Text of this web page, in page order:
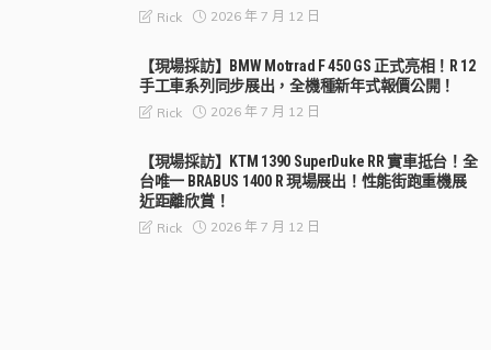
Rick 2026 年 7 月 12 日
【現場採訪】BMW Motrrad F 450 GS 正式亮相！R 12
手工車系列同步展出，全機種新年式報價公開！
Rick 2026 年 7 月 12 日
【現場採訪】KTM 1390 SuperDuke RR 實車抵台！全
台唯一 BRABUS 1400 R 現場展出！性能街跑重機展
近距離欣賞！
Rick 2026 年 7 月 12 日